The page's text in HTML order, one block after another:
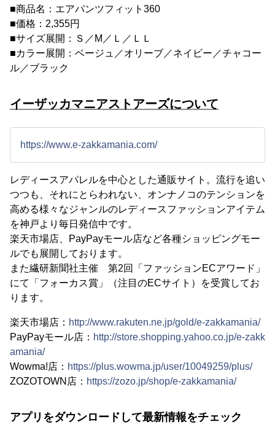
■商品名：エアパンツフィット360
■価格：2,355円
■サイズ展開：Ｓ／M／Ｌ／ＬＬ
■カラー展開：ベージュ／オリーブ／ネイビー／チャコー
ル／ブラック
イーザッカマニアストアーズについて
https://www.e-zakkamania.com/
レディースアパレルを中心とした通販サイト。流行を追い
つつも、それにとらわれない、オンナノコのテンションを
高める様々なジャンルのレディースファッションアイテム
を神戸より毎日発信中です。
楽天市場店、PayPayモール店など各種ショッピングモー
ルでも展開しております。
また繊研新聞社主催 第2回「ファッションECアワード」
にて「フォーカス賞」（注目のECサイト）を受賞してお
ります。
楽天市場店： http://www.rakuten.ne.jp/gold/e-zakkamania/
PayPayモール店： http://store.shopping.yahoo.co.jp/e-zakk
amania/
Wowma!店： https://plus.wowma.jp/user/10049259/plus/
ZOZOTOWN店： https://zozo.jp/shop/e-zakkamania/
アプリをダウンロードして最新情報をチェック